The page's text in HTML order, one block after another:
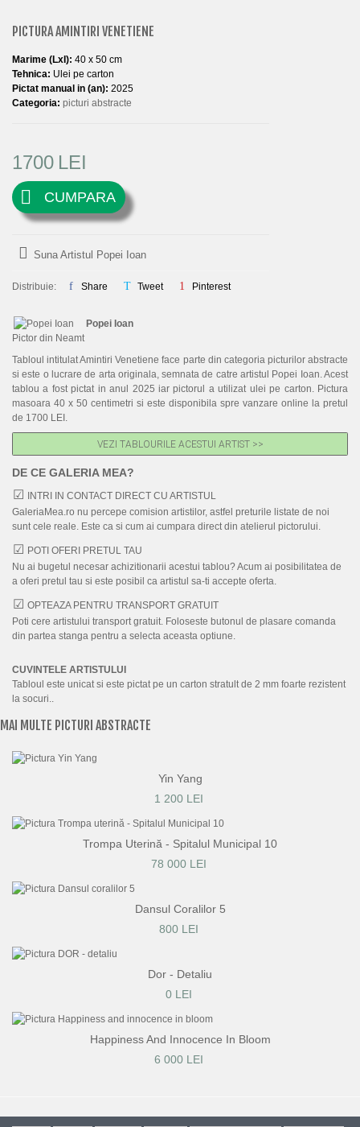
PICTURA AMINTIRI VENETIENE
Marime (LxI): 40 x 50 cm
Tehnica: Ulei pe carton
Pictat manual in (an): 2025
Categoria: picturi abstracte
1700 LEI
CUMPARA
Suna Artistul Popei Ioan
Distribuie: Share Tweet Pinterest
Popei Ioan
Pictor din Neamt
Tabloul intitulat Amintiri Venetiene face parte din categoria picturilor abstracte
si este o lucrare de arta originala, semnata de catre artistul Popei Ioan. Acest
tablou a fost pictat in anul 2025 iar pictorul a utilizat ulei pe carton. Pictura
masoara 40 x 50 centimetri si este disponibila spre vanzare online la pretul
de 1700 LEI.
VEZI TABLOURILE ACESTUI ARTIST >>
DE CE GALERIA MEA?
INTRI IN CONTACT DIRECT CU ARTISTUL
GaleriaMea.ro nu percepe comision artistilor, astfel preturile listate de noi
sunt cele reale. Este ca si cum ai cumpara direct din atelierul pictorului.
POTI OFERI PRETUL TAU
Nu ai bugetul necesar achizitionarii acestui tablou? Acum ai posibilitatea de
a oferi pretul tau si este posibil ca artistul sa-ti accepte oferta.
OPTEAZA PENTRU TRANSPORT GRATUIT
Poti cere artistului transport gratuit. Foloseste butonul de plasare comanda
din partea stanga pentru a selecta aceasta optiune.
CUVINTELE ARTISTULUI
Tabloul este unicat si este pictat pe un carton stratult de 2 mm foarte rezistent
la socuri..
MAI MULTE PICTURI ABSTRACTE
Yin Yang
1 200 LEI
Trompa Uterină - Spitalul Municipal 10
78 000 LEI
Dansul Coralilor 5
800 LEI
Dor - Detaliu
0 LEI
Happiness And Innocence In Bloom
6 000 LEI